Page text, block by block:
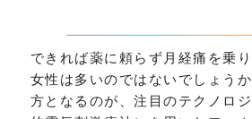
できれば薬に頼らず月経痛を乗
女性は多いのではないでしょう
方となるのが、注目のテクノロ